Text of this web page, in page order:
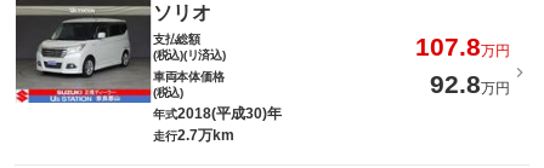
ソリオ
支払総額
(税込)(リ済込)
107.8万円
車両本体価格
(税込)
92.8万円
年式2018(平成30)年
走行2.7万km